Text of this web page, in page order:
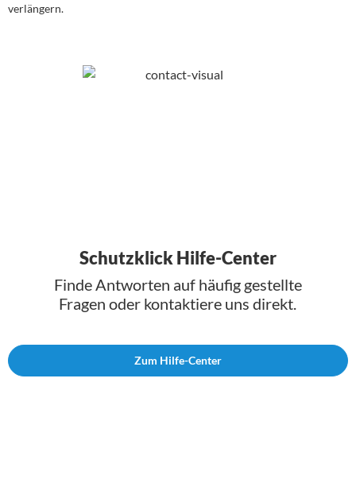
verlängern.
Schutzklick Hilfe-Center
Finde Antworten auf häufig gestellte
Fragen oder kontaktiere uns direkt.
Zum Hilfe-Center